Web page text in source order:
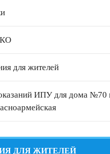
для жителей
ИПУ для дома №70
ДЛЯ ЖИТЕЛЕЙ